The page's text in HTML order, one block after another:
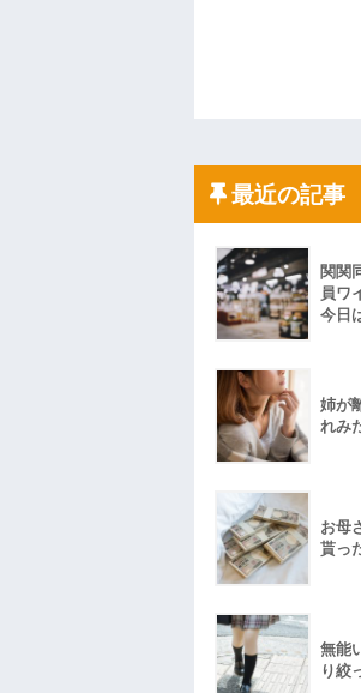
最近の記事
関関
員ワ
今日
姉が
れみ
お母
貰っ
無能
り絞